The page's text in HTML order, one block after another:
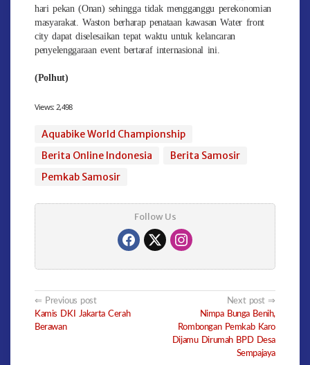
hari pekan (Onan) sehingga tidak mengganggu perekonomian
masyarakat. Waston berharap penataan kawasan Water front
city dapat diselesaikan tepat waktu untuk kelancaran
penyelenggaraan event bertaraf internasional ini.
(Polhut)
Views: 2,498
Aquabike World Championship
Berita Online Indonesia
Berita Samosir
Pemkab Samosir
Follow Us
Post
navigation
Previous post
Kamis DKI Jakarta Cerah
Berawan
Next post
Nimpa Bunga Benih,
Rombongan Pemkab Karo
Dijamu Dirumah BPD Desa
Sempajaya